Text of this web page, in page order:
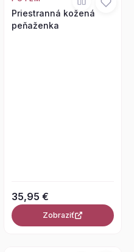
Priestranná kožená
peňaženka
35,95 €
Zobraziť